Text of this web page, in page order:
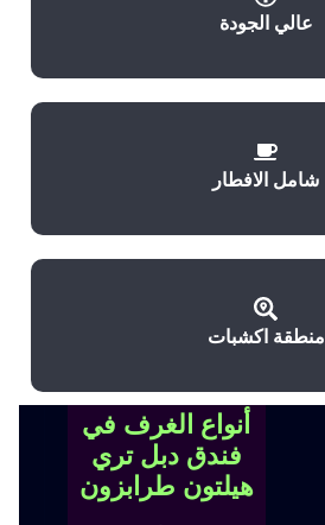
عالي الجودة
شامل الافطار
منطقة اكشبات
أنواع الغرف في
فندق دبل تري
هيلتون طرابزون